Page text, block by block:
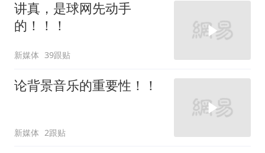
讲真，是球网先动手
的！！！
新媒体 39跟贴
论背景音乐的重要性！！
新媒体 2跟贴